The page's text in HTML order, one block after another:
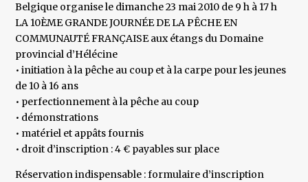
Belgique organise le dimanche 23 mai 2010 de 9 h à 17 h
LA 10ÈME GRANDE JOURNÉE DE LA PÊCHE EN
COMMUNAUTÉ FRANÇAISE aux étangs du Domaine
provincial d’Hélécine
• initiation à la pêche au coup et à la carpe pour les jeunes
de 10 à 16 ans
• perfectionnement à la pêche au coup
• démonstrations
• matériel et appâts fournis
• droit d’inscription : 4 € payables sur place
Réservation indispensable : formulaire d’inscription